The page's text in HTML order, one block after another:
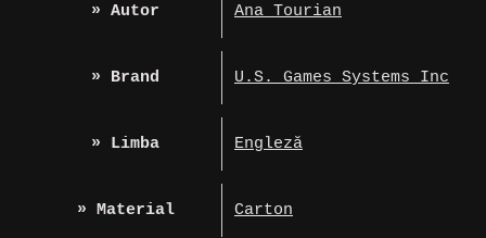
» Autor Ana Tourian
» Brand U.S. Games Systems Inc
» Limba Engleză
» Material Carton